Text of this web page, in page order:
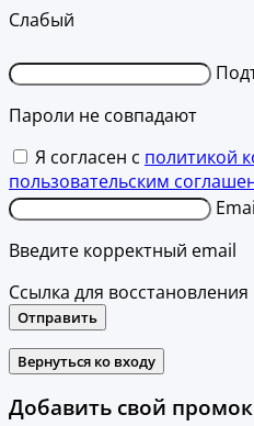
Слабый
Пароли не совпадают
Я согласен с политикой
пользовательским
Введите корректный email
Ссылка для
Отправить
Вернуться ко входу
Добавить свой